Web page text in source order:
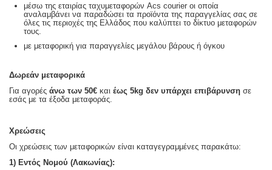
μέσω της εταιρίας ταχυμεταφορών Acs courier οι οποία
αναλαμβάνει να παραδώσει τα προϊόντα της παραγγελίας σας σε
όλες τις περιοχές της Ελλάδος που καλύπτει το δίκτυο μεταφορών
τους.
με μεταφορική για παραγγελίες μεγάλου βάρους ή όγκου
Δωρεάν μεταφορικά
Για αγορέςάνω των 50€ καιέως 5kg δεν υπάρχει επιβάρυνση σε
εσάς με τα έξοδα μεταφοράς.
Χρεώσεις
Οι χρεώσεις των μεταφορικών είναι καταγεγραμμένες παρακάτω:
1) Εντός Νομού (Λακωνίας):